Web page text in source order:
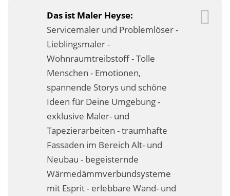
Wärmedämmung / WDVS
Service ›
Entspannter Urlaubsservice
Business-Lösungen
Premium-Lösungen
Meine gute Empfehlung
Arbeitsbühne mieten
Heyse Lifestyle
Das ist Maler Heyse:
Servicemaler und Problemlöser -
Lieblingsmaler -
Wohnraumtreibstoff - Tolle
Menschen - Emotionen,
spannende Storys und schöne
Ideen für Deine Umgebung -
exklusive Maler- und
Tapezierarbeiten - traumhafte
Fassaden im Bereich Alt- und
Neubau - begeisternde
Wärmedämmverbundsysteme
mit Esprit - erlebbare Wand- und